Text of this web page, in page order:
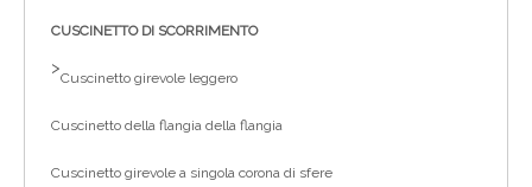
CUSCINETTO DI SCORRIMENTO
>
Cuscinetto girevole leggero
Cuscinetto della flangia della flangia
Cuscinetto girevole a singola corona di sfere